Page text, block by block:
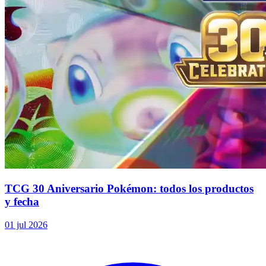
TCG 30 Aniversario Pokémon: todos los productos
y fecha
01 jul 2026